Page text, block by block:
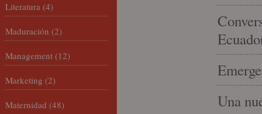
Una
Literatura (4)
Maduración (2)
Management (12)
Marketing (2)
Maternidad (48)